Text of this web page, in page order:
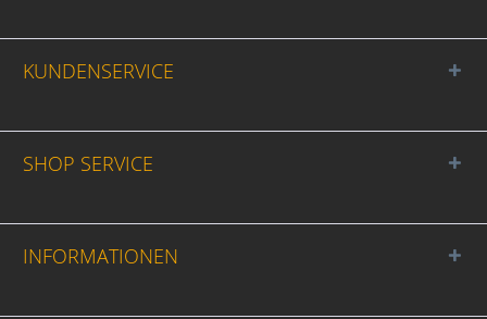
KUNDENSERVICE
SHOP SERVICE
INFORMATIONEN